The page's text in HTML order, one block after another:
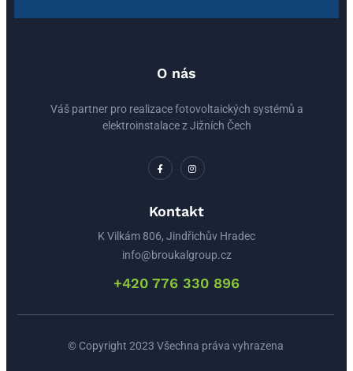
O nás
Váš partner pro realizace fotovoltaických systémů a
elektroinstalace z Jižních Čech
Kontakt
K Vilkám 806, Jindřichův Hradec
info@broukalgroup.cz
+420 776 330 896
© Copyright 2023 Všechna práva vyhrazena